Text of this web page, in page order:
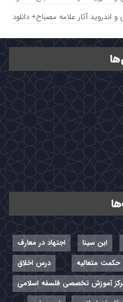
ابن سینا
اجتهاد در معارف
حکمت متعالیه
درس اخلاق
آموزش تخصصی فلسفه اسلامی